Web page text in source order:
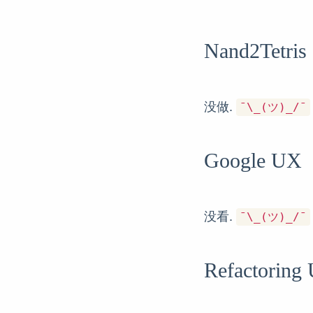
Nand2Tetris
没做. ¯\_(ツ)_/¯
Google UX
没看. ¯\_(ツ)_/¯
Refactoring